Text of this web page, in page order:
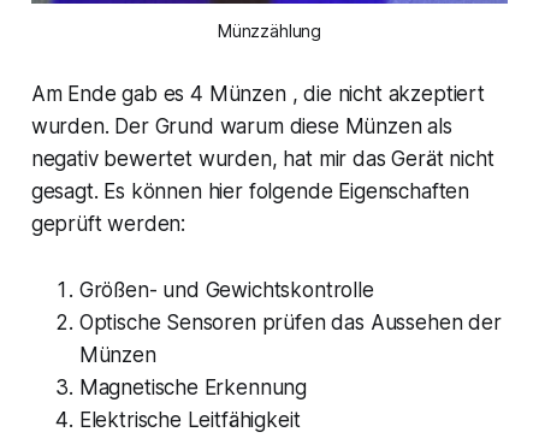
Münzzählung
Am Ende gab es 4 Münzen , die nicht akzeptiert
wurden. Der Grund warum diese Münzen als
negativ bewertet wurden, hat mir das Gerät nicht
gesagt. Es können hier folgende Eigenschaften
geprüft werden:
Größen- und Gewichtskontrolle
Optische Sensoren prüfen das Aussehen der
Münzen
Magnetische Erkennung
Elektrische Leitfähigkeit